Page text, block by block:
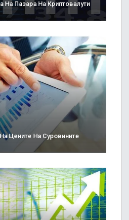
На Пазара На Криптовалути
Цените На Суровините